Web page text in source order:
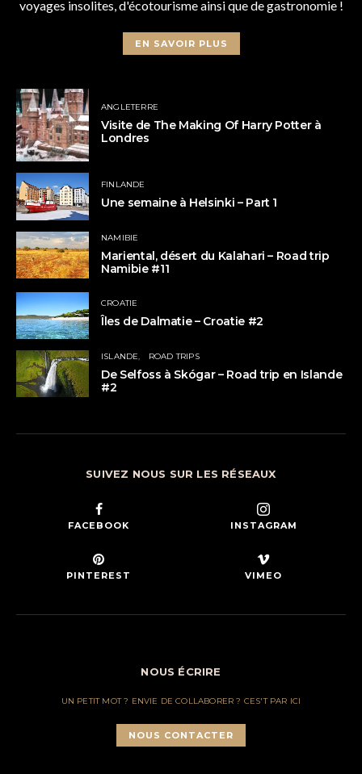
voyages insolites, d'écotourisme ainsi que de gastronomie !
EN SAVOIR PLUS
ANGLETERRE
Visite de The Making Of Harry Potter à
Londres
FINLANDE
Une semaine à Helsinki – Part 1
NAMIBIE
Mariental, désert du Kalahari – Road trip
Namibie #11
CROATIE
Îles de Dalmatie – Croatie #2
ISLANDE ROAD TRIPS
De Selfoss à Skógar – Road trip en Islande
#2
SUIVEZ NOUS SUR LES RÉSEAUX
FACEBOOK INSTAGRAM
PINTEREST VIMEO
NOUS ÉCRIRE
UN PETIT MOT ? ENVIE DE COLLABORER ? CES'T PAR ICI
NOUS CONTACTER